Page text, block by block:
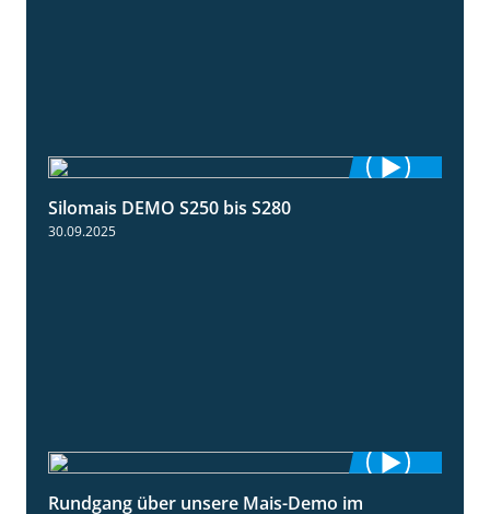
Silomais DEMO S250 bis S280
30.09.2025
Rundgang über unsere Mais-Demo im